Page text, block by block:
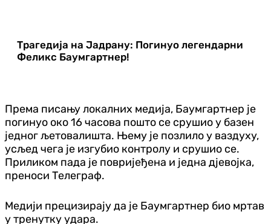
Трагедија на Јадрану: Погинуо легендарни
Феликс Баумгартнер!
Према писању локалних медија, Баумгартнер је
погинуо око 16 часова пошто се срушио у базен
једног љетовалишта. Њему је позлило у ваздуху,
усљед чега је изгубио контролу и срушио се.
Приликом пада је повријеђена и једна дјевојка,
преноси Телеграф.
Медији прецизирају да је Баумгартнер био мртав
у тренутку удара.